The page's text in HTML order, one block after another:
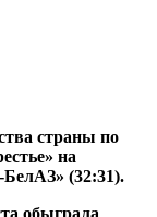
страны по
на
(32:31).